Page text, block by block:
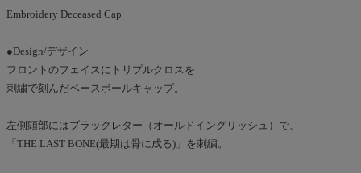
Embroidery Deceased Cap
●Design/デザイン
フロントのフェイスにトリプルクロスを
刺繍で刻んだベースボールキャップ。
左側頭部にはブラックレター（オールドイングリッシュ）で、
「THE LAST BONE(最期は骨に成る)」を刺繍。